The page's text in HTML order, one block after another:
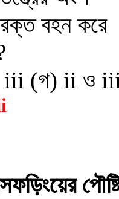
বহন করে
iii (গ) ii ও